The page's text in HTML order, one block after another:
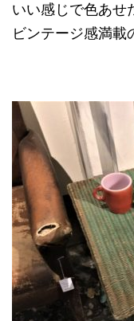
いい感じで色あせ
ビンテージ感満載